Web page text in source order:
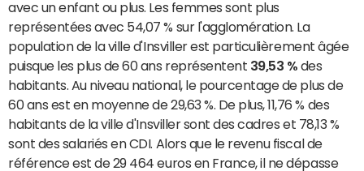
avec un enfant ou plus. Les femmes sont plus
représentées avec 54,07 % sur l'agglomération. La
population de la ville d'Insviller est particulièrement âgée
puisque les plus de 60 ans représentent 39,53 % des
habitants. Au niveau national, le pourcentage de plus de
60 ans est en moyenne de 29,63 %. De plus, 11,76 % des
habitants de la ville d'Insviller sont des cadres et 78,13 %
sont des salariés en CDI. Alors que le revenu fiscal de
référence est de 29 464 euros en France, il ne dépasse